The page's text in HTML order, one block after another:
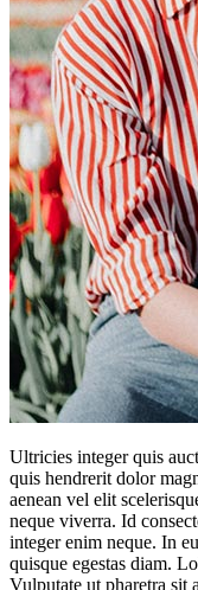
Ultricies integer quis
quis hendrerit dolor
aenean vel elit
neque viverra. Id
integer enim neque. In
quisque egestas diam.
Vulputate ut pharetra sit